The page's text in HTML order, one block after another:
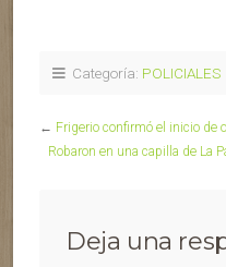
Categoría: POLICIALES
← Frigerio confirmó el inicio de
Robaron en una capilla de La
Deja una